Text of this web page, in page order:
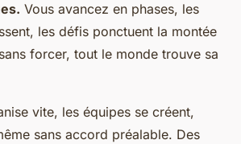
Vous avancez en phases, les
les défis ponctuent la montée
forcer, tout le monde trouve sa
vite, les équipes se créent,
sans accord préalable. Des